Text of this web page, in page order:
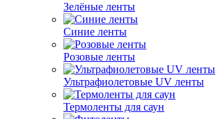
Зелёные ленты
Синие ленты
Розовые ленты
Ультрафиолетовые UV ленты
Термоленты для саун